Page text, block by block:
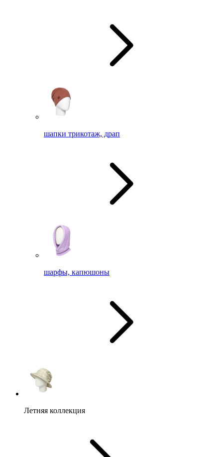
шапки трикотаж, драп
шарфы, капюшоны
Летняя коллекция